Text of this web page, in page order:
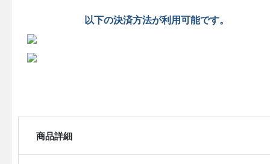
以下の決済方法が利用可能です。
商品詳細